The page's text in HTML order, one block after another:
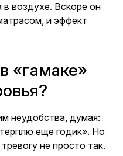
воздухе. Вскоре он
и эффект
«гамаке»
неудобства, думая:
еще годик». Но
не просто так.